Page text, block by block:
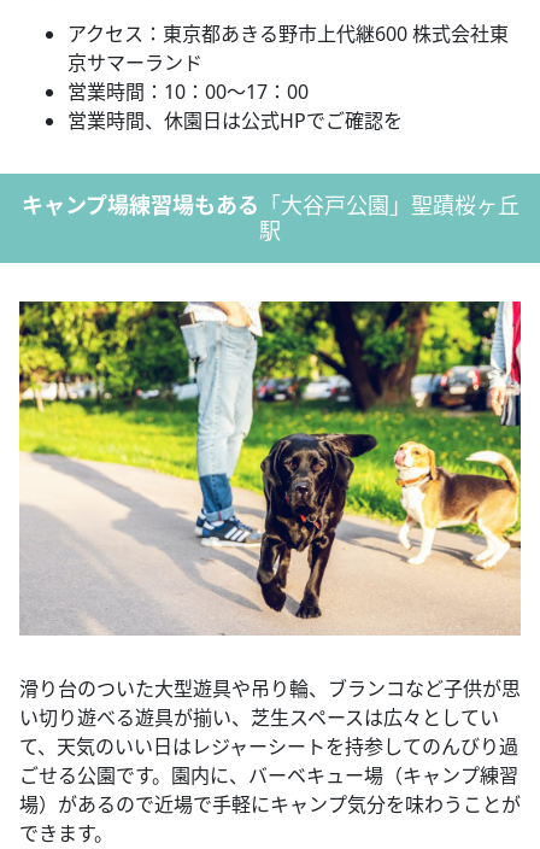
アクセス：東京都あきる野市上代継600 株式会社東
京サマーランド
営業時間：10：00～17：00
営業時間、休園日は公式HPでご確認を
キャンプ場練習場もある 「大谷戸公園」聖蹟桜ヶ丘
駅
滑り台のついた大型遊具や吊り輪、ブランコなど子供が思
い切り遊べる遊具が揃い、芝生スペースは広々としてい
て、天気のいい日はレジャーシートを持参してのんびり過
ごせる公園です。園内に、バーベキュー場（キャンプ練習
場）があるので近場で手軽にキャンプ気分を味わうことが
できます。